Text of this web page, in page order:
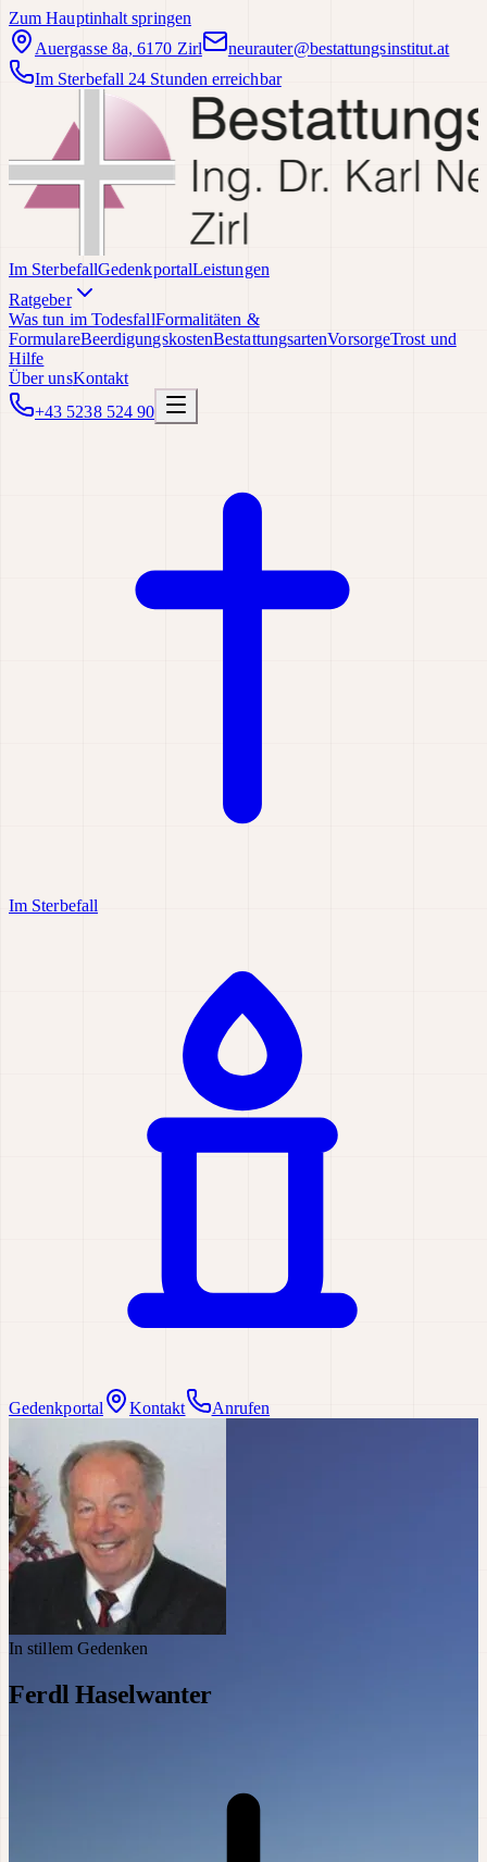
Zum Hauptinhalt springen
Auergasse 8a, 6170 Zirl
neurauter@bestattungsinstitut.at
Im Sterbefall 24 Stunden erreichbar
Im SterbefallGedenkportalLeistungen
Ratgeber
Was tun im TodesfallFormalitäten &
FormulareBeerdigungskostenBestattungsartenVorsorgeTrost und
Hilfe
Über unsKontakt
+43 5238 524 90
Im Sterbefall
Gedenkportal Kontakt Anrufen
In stillem Gedenken
Ferdl Haselwanter